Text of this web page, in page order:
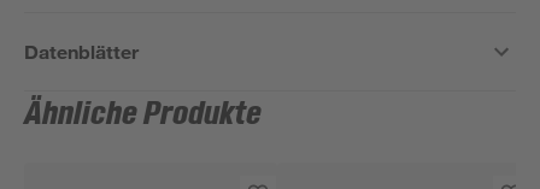
Datenblätter
Ähnliche Produkte